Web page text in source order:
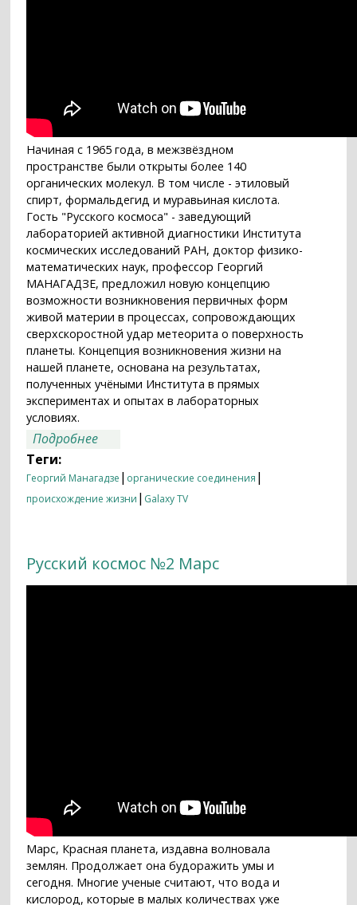
Начиная с 1965 года, в межзвёздном
пространстве были открыты более 140
органических молекул. В том числе - этиловый
спирт, формальдегид и муравьиная кислота.
Гость "Русского космоса" - заведующий
лабораторией активной диагностики Института
космических исследований РАН, доктор физико-
математических наук, профессор Георгий
МАНАГАДЗЕ, предложил новую концепцию
возможности возникновения первичных форм
живой материи в процессах, сопровождающих
сверхскоростной удар метеорита о поверхность
планеты. Концепция возникновения жизни на
нашей планете, основана на результатах,
полученных учёными Института в прямых
экспериментах и опытах в лабораторных
условиях.
Подробнее
Теги:
Георгий Манагадзе | органические соединения |
происхождение жизни | Galaxy TV
Русский космос №2 Марс
Марс, Красная планета, издавна волновала
землян. Продолжает она будоражить умы и
сегодня. Многие ученые считают, что вода и
кислород, которые в малых количествах уже